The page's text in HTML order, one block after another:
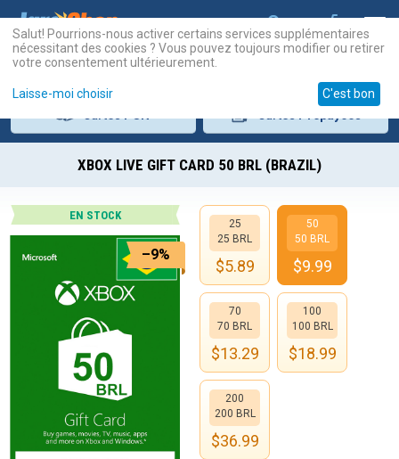
XBOX LIVE GIFT CARD 50 BRL (BRAZIL)
EN STOCK
–9%
25
25 BRL
$5.89
50
50 BRL
$9.99
70
70 BRL
$13.29
100
100 BRL
$18.99
200
200 BRL
$36.99
Salut! Pourrions-nous activer certains services supplémentaires
nécessitant des cookies ? Vous pouvez toujours modifier ou retirer
votre consentement ultérieurement.
Laisse-moi choisir C'est bon